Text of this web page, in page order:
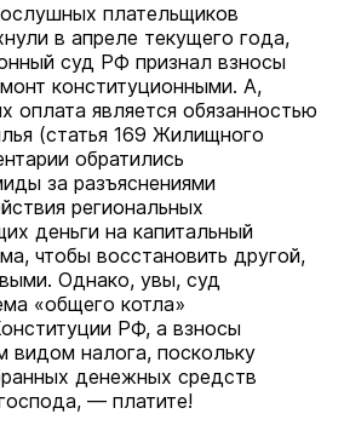
плательщиков
в апреле текущего года,
суд РФ признал взносы
конституционными. А,
оплата является обязанностью
(статья 169 Жилищного
обратились
за разъяснениями
региональных
деньги на капитальный
чтобы восстановить другой,
Однако, увы, суд
«общего котла»
РФ, а взносы
видом налога, поскольку
денежных средств
— платите!